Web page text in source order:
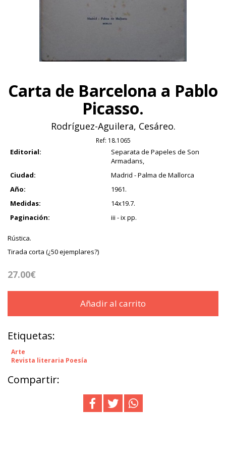
Carta de Barcelona a Pablo
Picasso.
Rodríguez-Aguilera, Cesáreo.
Ref: 18.1065
Editorial:
Separata de Papeles de Son
Armadans,
Ciudad:
Madrid - Palma de Mallorca
Año:
1961.
Medidas:
14x19.7.
Paginación:
iii - ix pp.
Rústica.
Tirada corta (¿50 ejemplares?)
27.00€
Añadir al carrito
Etiquetas:
Arte
Revista literaria Poesía
Compartir: